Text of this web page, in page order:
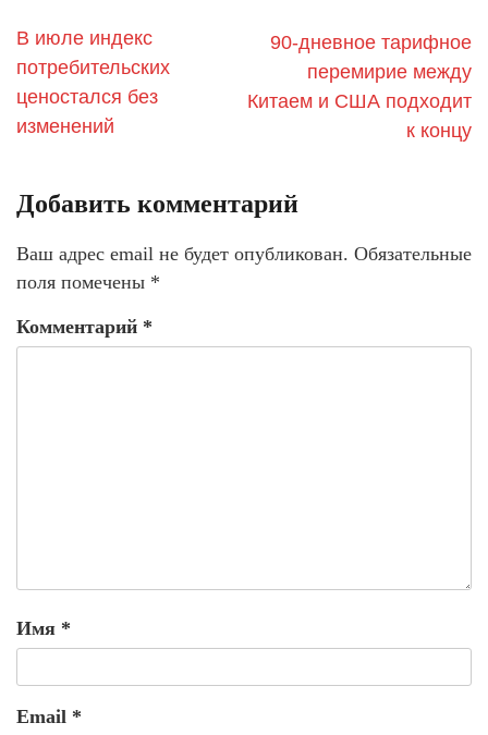
В июле индекс
потребительских
ценостался без
изменений
90-дневное тарифное
перемирие между
Китаем и США подходит
к концу
Добавить комментарий
Ваш адрес email не будет опубликован. Обязательные
поля помечены *
Комментарий *
Имя *
Email *